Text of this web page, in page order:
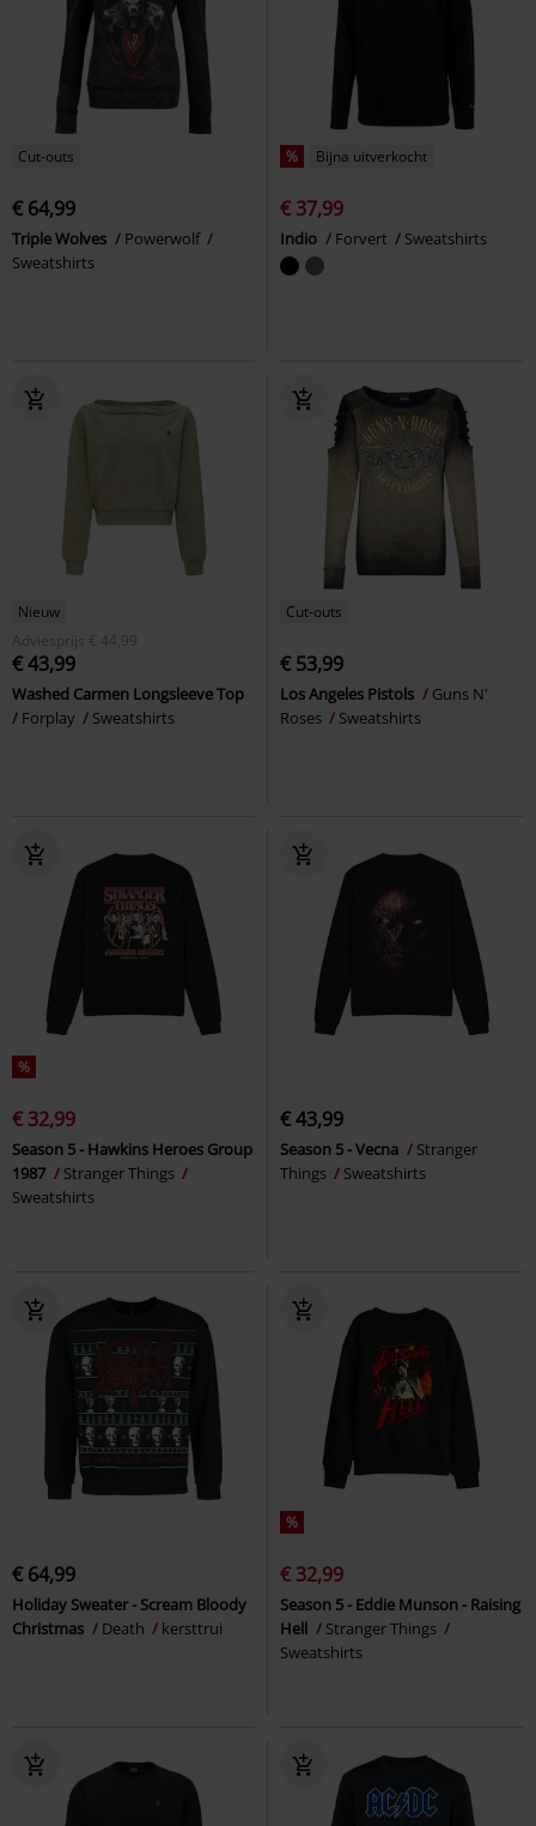
Cut-outs
€ 64,99
Triple Wolves
Powerwolf
Sweatshirts
% Bijna uitverkocht
€ 37,99
Indio Forvert Sweatshirts
Nieuw
Adviesprijs
€ 44,99
€ 43,99
Washed Carmen Longsleeve Top
Forplay
Sweatshirts
Cut-outs
€ 53,99
Los Angeles Pistols
Guns N'
Roses
Sweatshirts
%
€ 32,99
Season 5 - Hawkins Heroes Group
1987
Stranger Things
Sweatshirts
€ 43,99
Season 5 - Vecna
Stranger
Things
Sweatshirts
€ 64,99
Holiday Sweater - Scream Bloody
Christmas
Death kersttrui
%
€ 32,99
Season 5 - Eddie Munson - Raising
Hell
Stranger Things
Sweatshirts